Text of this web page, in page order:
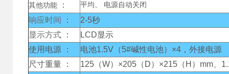
其他功能 ： 平均、 电源自动关闭
响应时间 ：
2-5秒
显示方式
：
LCD显示
使用电源 ：
电池1.5V（5#碱性电池）×4，外接电源
尺寸重量 ：
125（W）×205（D）×215（H）mm、